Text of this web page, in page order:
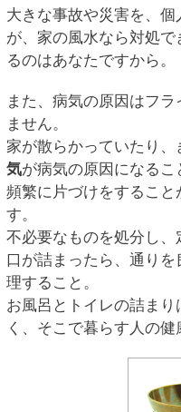
大きな事故や災害を、
が、家の風水なら対処
るのはあなたですから。
また、病気の原因はフ
ません。
家が散らかっていたり
気が病気の原因になるこ
頻繁に片づけをするこ
す。
不必要なものを処分し
口が詰まったら、通り
理すること。
お風呂とトイレの詰ま
く、そこで暮らす人の健